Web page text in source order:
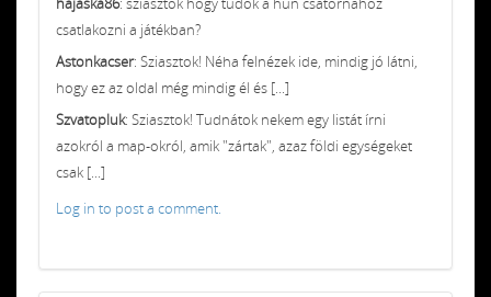
csatlakozni a játékban?
Astonkacser: Sziasztok! Néha felnézek ide, mindig jó látni,
hogy ez az oldal még mindig él és [...]
Szvatopluk: Sziasztok! Tudnátok nekem egy listát írni
azokról a map-okról, amik "zártak", azaz földi egységeket
csak [...]
Log in to post a comment.